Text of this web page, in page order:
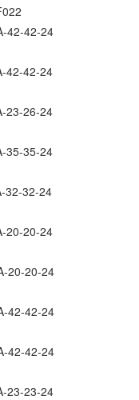
42-42-24
42-42-24
23-26-24
35-35-24
32-32-24
20-20-24
20-20-24
42-42-24
42-42-24
23-23-24